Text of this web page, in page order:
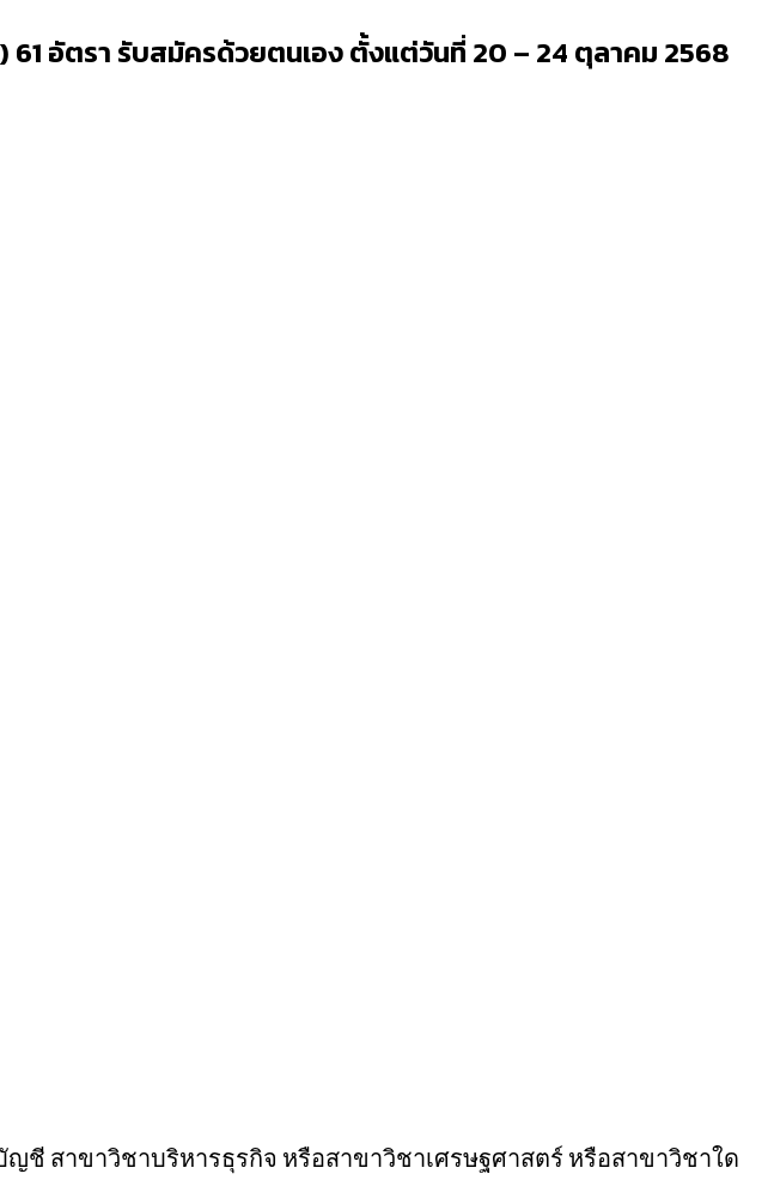
อัตรา รับสมัครด้วยตนเอง ตั้งแต่วันที่ 20 – 24 ตุลาคม 2568
สาขาวิชาบริหารธุรกิจ หรือสาขาวิชาเศรษฐศาสตร์ หรือสาขาวิชาใด